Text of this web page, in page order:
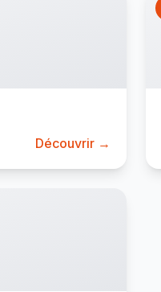
Découvrir →